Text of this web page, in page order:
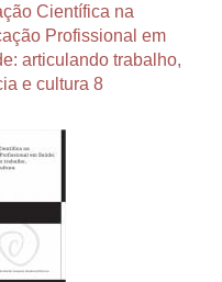
Científica na
Profissional em
articulando trabalho,
e cultura 8